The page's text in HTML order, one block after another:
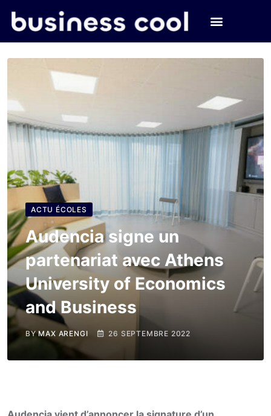
ACTU ÉCOLES
Audencia signe un
partenariat avec Athens
University of Economics
and Business
BYMAX ARENGI 26 SEPTEMBRE 2022